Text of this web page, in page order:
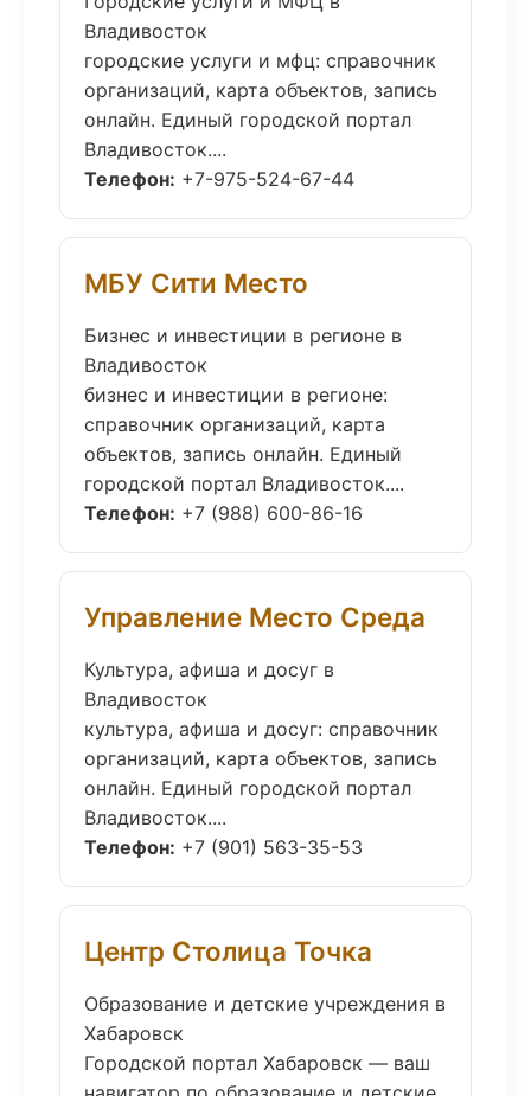
Владивосток
городские услуги и мфц: справочник
организаций, карта объектов, запись
онлайн. Единый городской портал
Владивосток....
Телефон: +7-975-524-67-44
МБУ Сити Место
Бизнес и инвестиции в регионе в
Владивосток
бизнес и инвестиции в регионе:
справочник организаций, карта
объектов, запись онлайн. Единый
городской портал Владивосток....
Телефон: +7 (988) 600-86-16
Управление Место Среда
Культура, афиша и досуг в
Владивосток
культура, афиша и досуг: справочник
организаций, карта объектов, запись
онлайн. Единый городской портал
Владивосток....
Телефон: +7 (901) 563-35-53
Центр Столица Точка
Образование и детские учреждения в
Хабаровск
Городской портал Хабаровск — ваш